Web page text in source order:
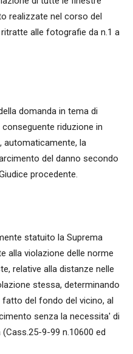
realizzate nel corso del
alle fotografie da n.1 a
domanda in tema di
riduzione in
automaticamente, la
del danno secondo
procedente.
statuito la Suprema
alla violazione delle norme
relative alla distanze nelle
stessa, determinando
del fondo del vicino, al
senza la necessita' di
9-99 n.10600 ed